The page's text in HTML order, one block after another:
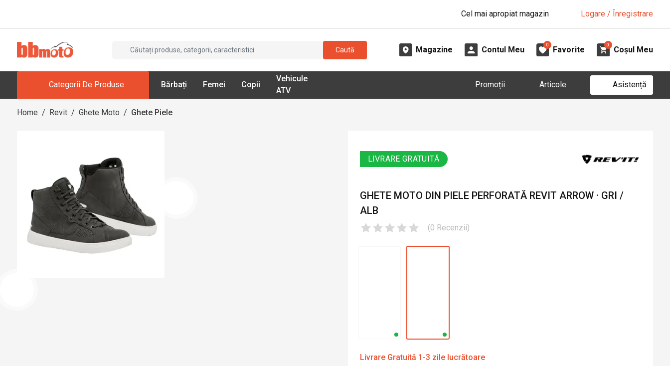
Cel mai apropiat magazin Logare / Înregistrare
Caută Magazine Contul Meu
0
Favorite
0
Coșul Meu
Categorii De Produse Bărbați Femei Copii
Vehicule
ATV
Promoții Articole Asistență
Home / Revit / Ghete Moto / Ghete Piele
LIVRARE GRATUITĂ
GHETE MOTO DIN PIELE PERFORATĂ REVIT ARROW · GRI /
ALB
(0 Recenzii)
Livrare Gratuită 1-3 zile lucrătoare